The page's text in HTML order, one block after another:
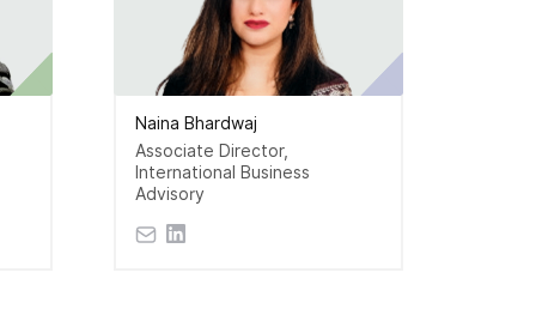
Naina Bhardwaj
Associate Director,
International Business
Advisory